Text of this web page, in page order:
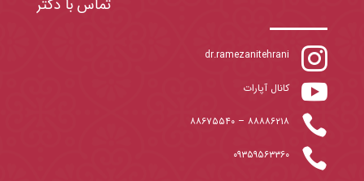

dr.ramezanitehrani
 کانال آپارات
 ۸۸۸۸۶۲۱۸– ۸۸۶۷۵۵۴۰
 ۰۹۳۵۹۵۶۳۳۶۰